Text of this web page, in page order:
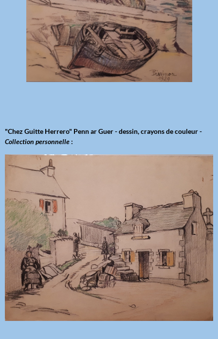
"Chez Guitte Herrero" Penn ar Guer - dessin, crayons de couleur -
Collection personnelle :